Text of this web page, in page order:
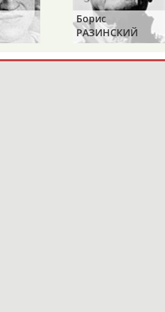
Борис
РАЗИНСКИЙ